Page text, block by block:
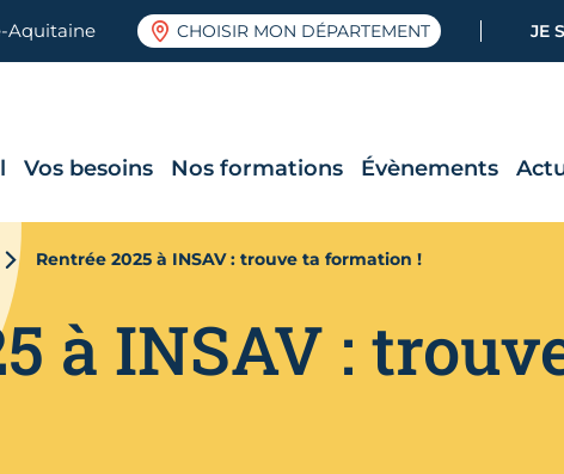
Aquitaine CHOISIR MON DÉPARTEMENT JE
Vos besoins Nos formations Évènements
Rentrée 2025 à INSAV : trouve ta formation !
à INSAV :